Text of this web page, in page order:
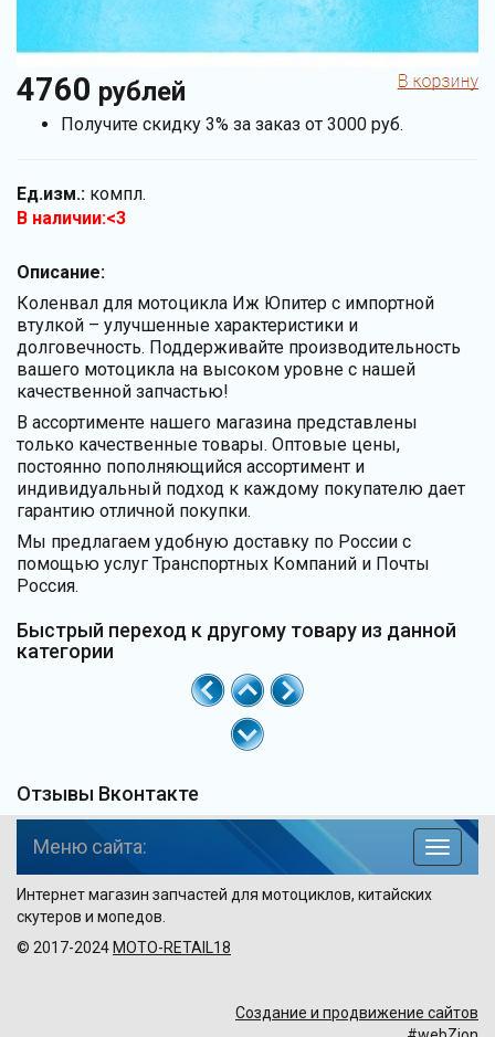
4760 рублей
Получите скидку 3% за заказ от 3000 руб.
Ед.изм.: компл.
В наличии:<3
Описание:
Коленвал для мотоцикла Иж Юпитер с импортной
втулкой – улучшенные характеристики и
долговечность. Поддерживайте производительность
вашего мотоцикла на высоком уровне с нашей
качественной запчастью!
В ассортименте нашего магазина представлены
только качественные товары. Оптовые цены,
постоянно пополняющийся ассортимент и
индивидуальный подход к каждому покупателю дает
гарантию отличной покупки.
Мы предлагаем удобную доставку по России с
помощью услуг Транспортных Компаний и Почты
Россия.
Быстрый переход к другому товару из данной
категории
Отзывы Вконтакте
по
Меню сайта:
Интернет магазин запчастей для мотоциклов, китайских
скутеров и мопедов.
© 2017-2024 MOTO-RETAIL18
Создание и продвижение сайтов